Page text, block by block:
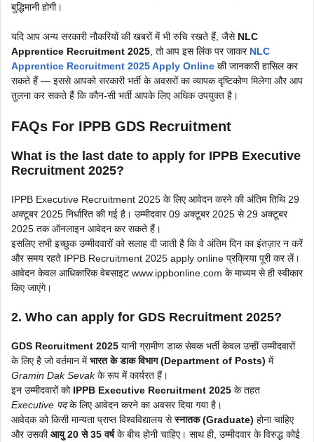
बुद्धिमानी होगी।
यदि आप अन्य सरकारी नौकरियों की खबरों में भी रुचि रखते हैं, जैसे NLC
Apprentice Recruitment 2025 , तो आप इस लिंक पर जाकर NLC
Apprentice Recruitment 2025 Apply Online की जानकारी हासिल कर
सकते हैं — इससे आपको सरकारी भर्ती के अवसरों का व्यापक दृष्टिकोण मिलेगा और आप
तुलना कर सकते हैं कि कौन-सी भर्ती आपके लिए अधिक उपयुक्त है।
FAQs For IPPB GDS Recruitment
What is the last date to apply for IPPB Executive
Recruitment 2025?
IPPB Executive Recruitment 2025 के लिए आवेदन करने की अंतिम तिथि 29
अक्टूबर 2025 निर्धारित की गई है। उम्मीदवार 09 अक्टूबर 2025 से 29 अक्टूबर
2025 तक ऑनलाइन आवेदन कर सकते हैं।
इसलिए सभी इच्छुक उम्मीदवारों को सलाह दी जाती है कि वे अंतिम दिन का इंतज़ार न करें
और समय रहते IPPB Recruitment 2025 apply online प्रक्रिया पूरी कर लें।
आवेदन केवल आधिकारिक वेबसाइट www.ippbonline.com के माध्यम से ही स्वीकार
किए जाएंगे।
2. Who can apply for GDS Recruitment 2025?
GDS Recruitment 2025 यानी ग्रामीण डाक सेवक भर्ती केवल उन्हीं उम्मीदवारों
के लिए है जो वर्तमान मेंभारत के डाक विभाग (Department of Posts) में
Gramin Dak Sevakके रूप में कार्यरत हैं।
इन उम्मीदवारों को IPPB Executive Recruitment 2025 के तहत
Executive पदके लिए आवेदन करने का अवसर दिया गया है।
आवेदक को किसी मान्यता प्राप्त विश्वविद्यालय सेस्नातक (Graduate) होना चाहिए
और उसकीआयु 20 से 35 वर्षके बीच होनी चाहिए। साथ ही, उम्मीदवार के विरुद्ध कोई